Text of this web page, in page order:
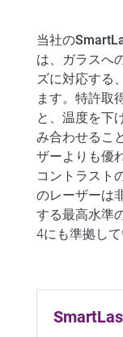
当社の
は、
ガラスへ
ズに対応する
ます。特許取
と、温度を下
み合わせるこ
ザーよりも優
コントラスト
のレーザーは
する最高水準
4にも準拠し